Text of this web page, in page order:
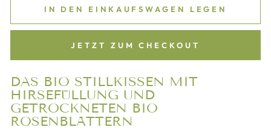
IN DEN EINKAUFSWAGEN LEGEN
JETZT ZUM CHECKOUT
DAS BIO STILLKISSEN MIT
HIRSEFÜLLUNG UND
GETROCKNETEN BIO
ROSENBLÄTTERN